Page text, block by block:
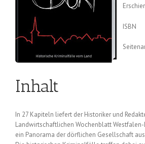
ISBN
Inhalt
In 27 Kapiteln liefert der Historiker und
Landwirtschaftlichen Wochenblatt
ein Panorama der dörflichen Gesellschaft